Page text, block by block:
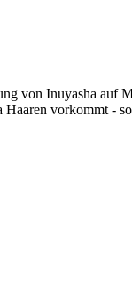
von Inuyasha
vorkommt -